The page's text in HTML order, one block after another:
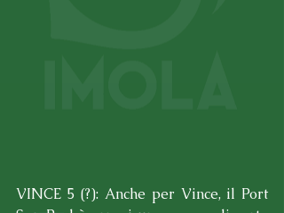
VINCE 5 (?): Anche per Vince, il Port